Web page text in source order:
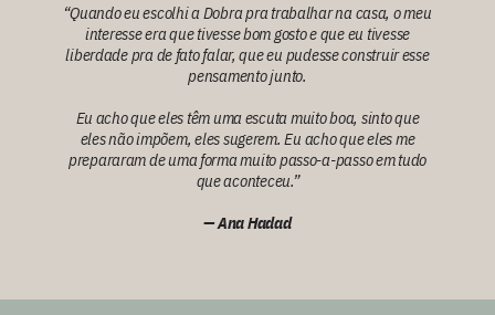
“Quando eu escolhi aDobrapra trabalhar na casa, o meu
interesse era que tivesse bom gosto e que eu tivesse
liberdade pra de fato falar, que eu pudesse construir esse
pensamento junto.
Eu acho que eles têm uma escuta muito boa, sinto que
eles não impõem, eles sugerem. Eu acho que eles me
prepararam de uma forma muito passo-a-passo em tudo
que aconteceu.”
— Ana Hadad